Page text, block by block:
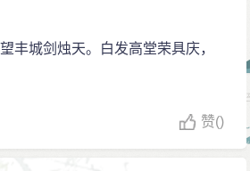
晋升杨士奇为少保，与杨荣、金
章。之后晋升少傅。
尚书李庆建议发军伍余马给有
，这是重视牲畜而轻视士族，怎
宗则批准李庆建议，当时朝廷寂
丰城剑烛天。白发高堂荣具庆，
赞()